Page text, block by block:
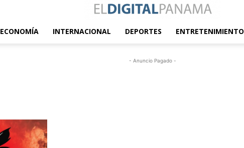
ECONOMÍA INTERNACIONAL DEPORTES ENTRETENIMIENTO
- Anuncio Pagado -